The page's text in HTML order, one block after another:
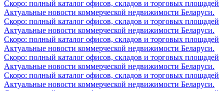
Скоро: полный каталог офисов, складов и торговых площадей
Актуальные новости коммерческой недвижимости Беларуси.
Скоро: полный каталог офисов, складов и торговых площадей
Актуальные новости коммерческой недвижимости Беларуси.
Скоро: полный каталог офисов, складов и торговых площадей
Актуальные новости коммерческой недвижимости Беларуси.
Скоро: полный каталог офисов, складов и торговых площадей
Актуальные новости коммерческой недвижимости Беларуси.
Скоро: полный каталог офисов, складов и торговых площадей
Актуальные новости коммерческой недвижимости Беларуси.